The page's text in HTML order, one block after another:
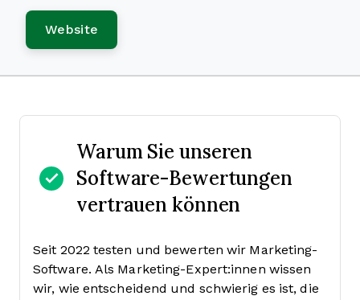
Website
Warum Sie unseren
Software-Bewertungen
vertrauen können
Seit 2022 testen und bewerten wir Marketing-
Software. Als Marketing-Expert:innen wissen
wir, wie entscheidend und schwierig es ist, die